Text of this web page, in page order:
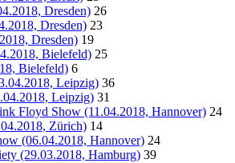
Dresden) 26
Dresden) 23
Dresden) 19
Bielefeld) 25
Bielefeld) 6
Leipzig) 36
Leipzig) 31
Floyd Show (11.04.2018, Hannover) 24
Zürich) 14
(06.04.2018, Hannover) 24
(29.03.2018, Hamburg) 39